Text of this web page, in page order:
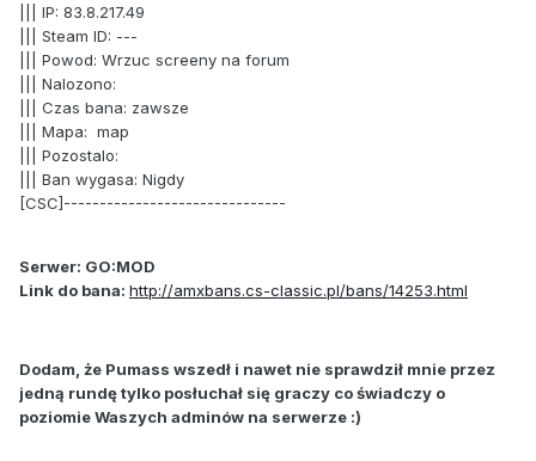
||| IP: 83.8.217.49
||| Steam ID: ---
||| Powod: Wrzuc screeny na forum
||| Nalozono:
||| Czas bana: zawsze
||| Mapa: map
||| Pozostalo:
||| Ban wygasa: Nigdy
[CSC]-------------------------------
Serwer: GO:MOD
Link do bana: http://amxbans.cs-classic.pl/bans/14253.html
Dodam, że Pumass wszedł i nawet nie sprawdził mnie przez
jedną rundę tylko posłuchał się graczy co świadczy o
poziomie Waszych adminów na serwerze :)